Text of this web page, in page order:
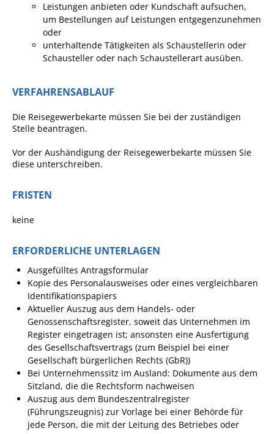
Kontakt
Bürgerservice
Leistungen - Service BW
Formulare
Gutachterausschuss
Organspende
Gleichstellung
Selbstbestimmung
Fachstelle
Wohnungssicherung
Aushang- und Schaukästen
Mitarbeitende im Rathaus
Öffentliche
Bekanntmachungen
Leistungen anbieten oder Kundschaft aufsuchen,
um Bestellungen auf Leistungen entgegenzunehmen
oder
unterhaltende Tätigkeiten als Schaustellerin oder
Schausteller oder nach Schaustellerart ausüben.
VERFAHRENSABLAUF
Die Reisegewerbekarte müssen Sie bei der zuständigen
Stelle beantragen.
Vor der Aushändigung der Reisegewerbekarte müssen Sie
diese unterschreiben.
FRISTEN
keine
ERFORDERLICHE UNTERLAGEN
Ausgefülltes Antragsformular
Kopie des Personalausweises oder eines vergleichbaren
Identifikationspapiers
Aktueller Auszug aus dem Handels- oder
Genossenschaftsregister, soweit das Unternehmen im
Register eingetragen ist; ansonsten eine Ausfertigung
des Gesellschaftsvertrags (zum Beispiel bei einer
Gesellschaft bürgerlichen Rechts (GbR))
Bei Unternehmenssitz im Ausland: Dokumente aus dem
Sitzland, die die Rechtsform nachweisen
Auszug aus dem Bundeszentralregister
(Führungszeugnis) zur Vorlage bei einer Behörde für
jede Person, die mit der Leitung des Betriebes oder